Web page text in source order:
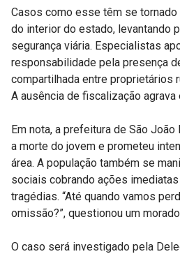
Casos como esse têm se
do interior do estado, levantando
segurança viária. Especialistas
responsabilidade pela presença
compartilhada entre proprietários
A ausência de fiscalização agrava
Em nota, a prefeitura de São
a morte do jovem e prometeu
área. A população também se
sociais cobrando ações
tragédias. “Até quando vamos
omissão?”, questionou um
O caso será investigado pela